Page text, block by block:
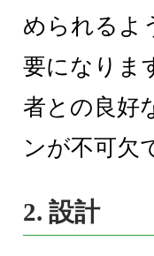
められるよ
要になりま
者との良好
ンが不可欠
2. 設計